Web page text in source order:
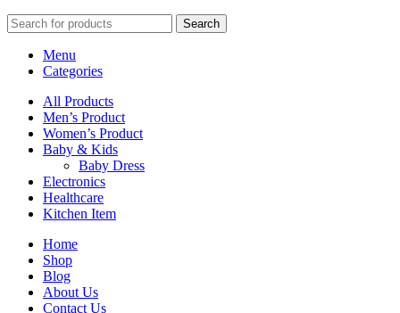
Search
Menu
Categories
All Products
Men’s Product
Women’s Product
Baby & Kids
Baby Dress
Electronics
Healthcare
Kitchen Item
Home
Shop
Blog
About Us
Contact Us